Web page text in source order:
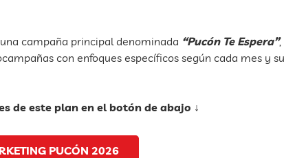
campaña principal denominada “Pucón Te Espera”,
con enfoques específicos según cada mes y su
de este plan en el botón de abajo ↓
PUCÓN 2026